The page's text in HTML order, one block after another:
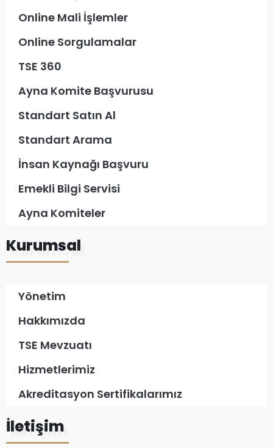
Online Mali İşlemler
Online Sorgulamalar
TSE 360
Ayna Komite Başvurusu
Standart Satın Al
Standart Arama
İnsan Kaynağı Başvuru
Emekli Bilgi Servisi
Ayna Komiteler
Kurumsal
Yönetim
Hakkımızda
TSE Mevzuatı
Hizmetlerimiz
Akreditasyon Sertifikalarımız
İletişim